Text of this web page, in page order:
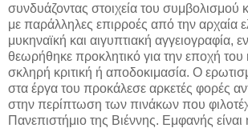
συνδυάζοντας στοιχεία του συμβολισμού
με παράλληλες επιρροές από την αρχαία
μυκηναϊκή και αιγυπτιακή αγγειογραφία,
θεωρήθηκε προκλητικό για την εποχή του
σκληρή κριτική ή αποδοκιμασία. O
στα έργα του προκάλεσε αρκετές φορές
στην περίπτωση των πινάκων που
Πανεπιστήμιο της Βιέννης. Εμφανής είναι